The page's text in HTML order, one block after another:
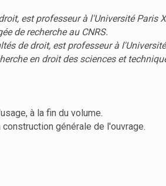
est professeur à l'Université Paris
de recherche au CNRS.
de droit, est professeur à
en droit des sciences et
à la fin du volume.
générale de l'ouvrage.